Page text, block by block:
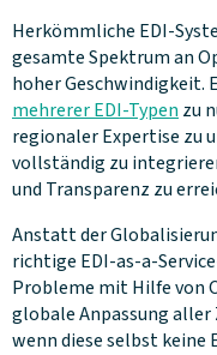
Herkömmliche EDI-
gesamte Spektrum an
hoher Geschwindigkeit.
mehrerer EDI-Typen zu
regionaler Expertise zu
vollständig zu
und Transparenz zu
Anstatt der
richtige EDI-as-a-
Probleme mit Hilfe von
globale Anpassung
wenn diese selbst keine